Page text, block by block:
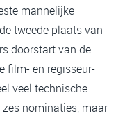
mannelijke
tweede plaats van
doorstart van de
film- en regisseur-
veel technische
nominaties, maar